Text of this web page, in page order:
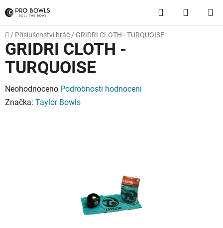
na
obsah
Hledat
KOŠÍK
Domů
/ Příslušenství hráč / GRIDRI CLOTH - TURQUOISE
GRIDRI CLOTH -
TURQUOISE
Průměrné
hodnocení
Neohodnoceno Podrobnosti hodnocení
Značka: Taylor Bowls